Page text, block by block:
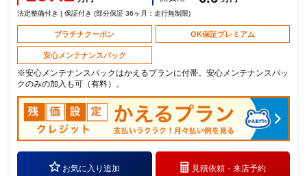
法定整備付き | 保証付き (部分保証 36ヶ月：走行無制限)
プラチナクーポン OK保証プレミアム
安心メンテナンスパック
※安心メンテナンスパックはかえるプランに付帯。安心メンテナンスパッ
クのみの加入も可（有料）。
お気に入り追加 見積依頼・来店予約